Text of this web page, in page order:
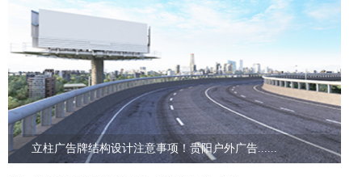
立柱广告牌结构设计注意事项！贵阳户外广告......